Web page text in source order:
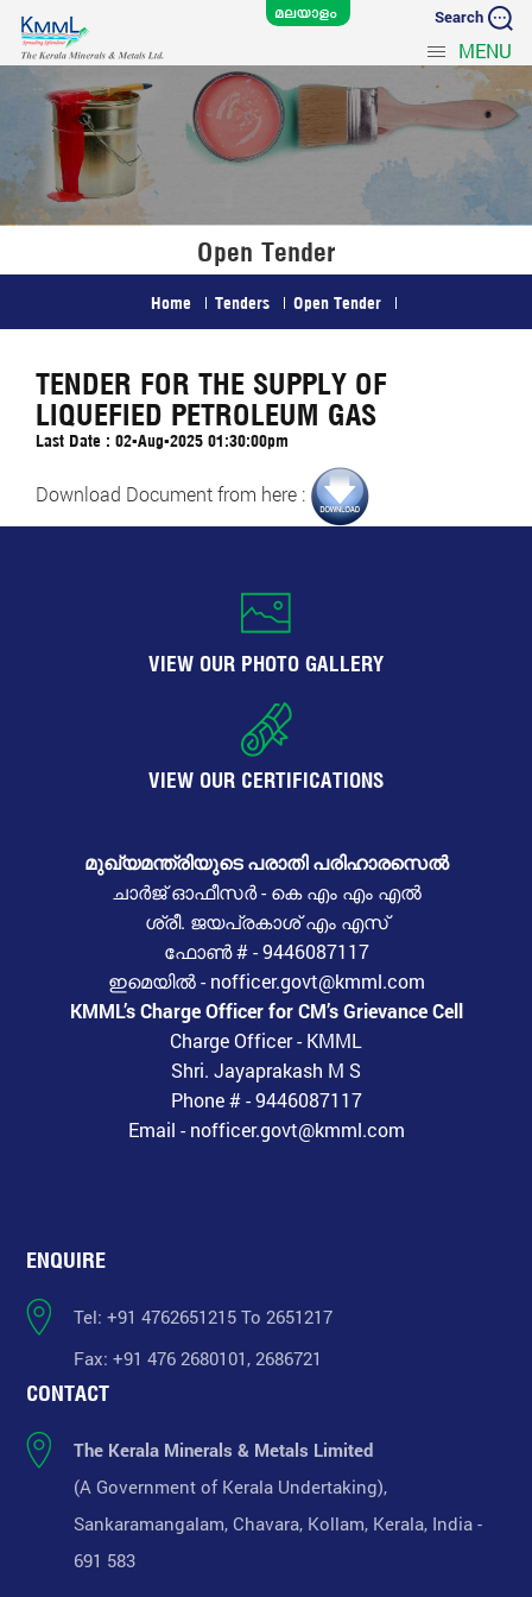
Search
MENU
Open Tender
Home Tenders Open Tender
TENDER FOR THE SUPPLY OF
LIQUEFIED PETROLEUM GAS
Last Date : 02-Aug-2025 01:30:00pm
Download Document from here :
VIEW OUR PHOTO GALLERY
VIEW OUR CERTIFICATIONS
മുഖ്യമന്ത്രിയുടെ പരാതി പരിഹാരസെൽ
ചാർജ് ഓഫീസർ - കെ എം എം എൽ
ശ്രീ. ജയപ്രകാശ് എം എസ്
ഫോൺ # - 9446087117
ഇമെയിൽ - nofficer.govt@kmml.com
KMML’s Charge Officer for CM’s Grievance Cell
Charge Officer - KMML
Shri. Jayaprakash M S
Phone # - 9446087117
Email - nofficer.govt@kmml.com
ENQUIRE
Tel: +91 4762651215 To 2651217
Fax: +91 476 2680101, 2686721
CONTACT
The Kerala Minerals & Metals Limited
(A Government of Kerala Undertaking),
Sankaramangalam, Chavara, Kollam, Kerala, India -
691 583